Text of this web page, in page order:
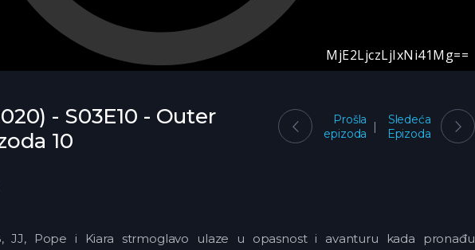
- S03E10 - Outer
10
Prošla
epizoda
Sledeća
Epizoda
JJ, Pope i Kiara strmoglavo ulaze u opasnost i avanturu kada pronađu